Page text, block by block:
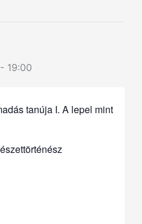
- 19:00
tanúja I. A lepel mint